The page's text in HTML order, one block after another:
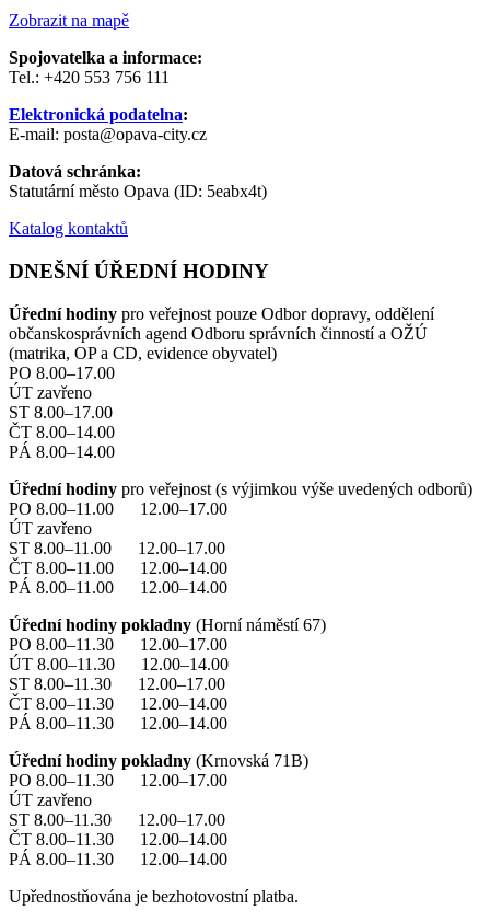
Zobrazit na mapě
Spojovatelka a informace:
Tel.: +420 553 756 111
Elektronická podatelna:
E-mail: posta@opava-city.cz
Datová schránka:
Statutární město Opava (ID: 5eabx4t)
Katalog kontaktů
DNEŠNÍ ÚŘEDNÍ HODINY
Úřední hodiny pro veřejnost pouze Odbor dopravy, oddělení
občanskosprávních agend Odboru správních činností a OŽÚ
(matrika, OP a CD, evidence obyvatel)
PO 8.00–17.00
ÚT zavřeno
ST 8.00–17.00
ČT 8.00–14.00
PÁ 8.00–14.00
Úřední hodiny pro veřejnost (s výjimkou výše uvedených odborů)
PO 8.00–11.00 12.00–17.00
ÚT zavřeno
ST 8.00–11.00 12.00–17.00
ČT 8.00–11.00 12.00–14.00
PÁ 8.00–11.00 12.00–14.00
Úřední hodiny pokladny (Horní náměstí 67)
PO 8.00–11.30 12.00–17.00
ÚT 8.00–11.30 12.00–14.00
ST 8.00–11.30 12.00–17.00
ČT 8.00–11.30 12.00–14.00
PÁ 8.00–11.30 12.00–14.00
Úřední hodiny pokladny (Krnovská 71B)
PO 8.00–11.30 12.00–17.00
ÚT zavřeno
ST 8.00–11.30 12.00–17.00
ČT 8.00–11.30 12.00–14.00
PÁ 8.00–11.30 12.00–14.00
Upřednostňována je bezhotovostní platba.